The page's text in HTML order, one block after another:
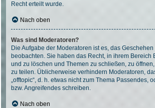
Recht erteilt wurde.
Nach oben
Was sind Moderatoren?
Die Aufgabe der Moderatoren ist es, das Geschehen
beobachten. Sie haben das Recht, in ihrem Bereich
und zu löschen und Themen zu schließen, zu
zu teilen. Üblicherweise verhindern Moderatoren,
„offtopic“, d. h. etwas nicht zum Thema Passendes,
bzw. Angreifendes schreiben.
Nach oben